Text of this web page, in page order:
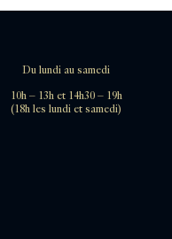
Du lundi au samedi
10h – 13h et 14h30 – 19h
(18h les lundi et samedi)